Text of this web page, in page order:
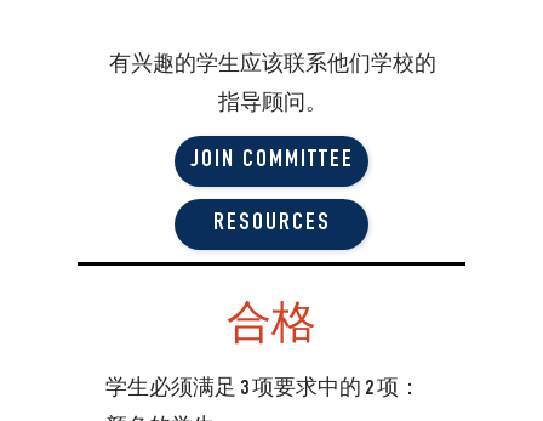
有兴趣的学生应该联系他们学校的
指导顾问。
JOIN COMMITTEE
RESOURCES
合格
学生必须满足 3 项要求中的 2 项：